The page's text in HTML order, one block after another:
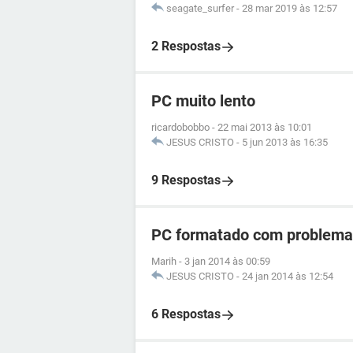
seagate_surfer - 28 mar 2019 às 12:57
2 Respostas
PC muito lento
ricardobobbo - 22 mai 2013 às 10:01
JESUS CRISTO - 5 jun 2013 às 16:35
9 Respostas
PC formatado com
Marih - 3 jan 2014 às 00:59
JESUS CRISTO - 24 jan 2014 às 12:54
6 Respostas